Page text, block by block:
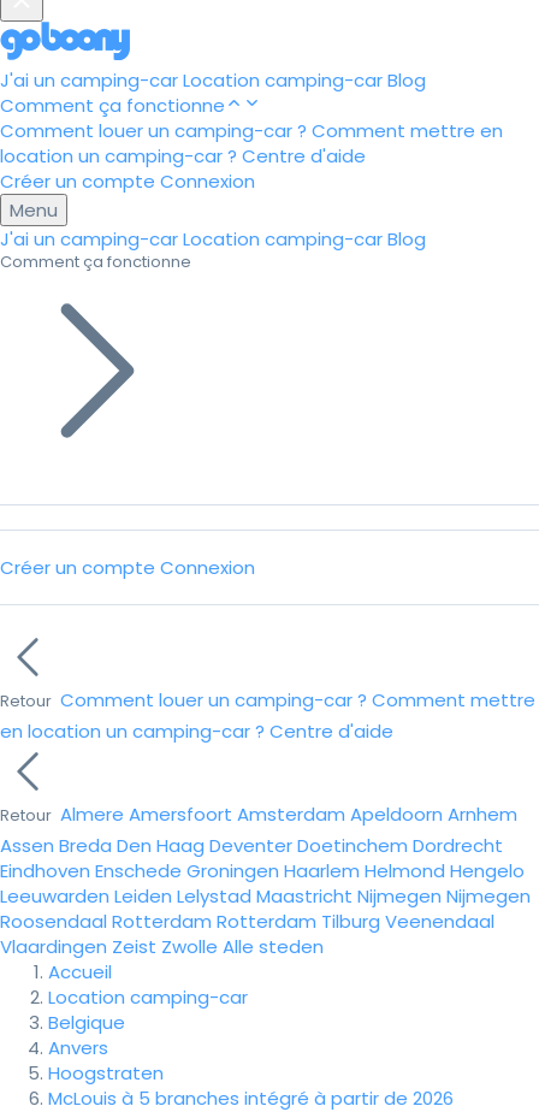
J'ai un camping-carLocation camping-carBlog
Comment ça fonctionne
Comment louer un camping-car ? Comment mettre en
location un camping-car ? Centre d'aide
Créer un compte Connexion
Menu
J'ai un camping-carLocation camping-carBlog
Comment ça fonctionne
Créer un compte Connexion
Retour Comment louer un camping-car ? Comment mettre
en location un camping-car ? Centre d'aide
Retour Almere Amersfoort Amsterdam Apeldoorn Arnhem
Assen Breda Den Haag DeventerDoetinchem Dordrecht
Eindhoven Enschede Groningen Haarlem Helmond Hengelo
Leeuwarden Leiden Lelystad Maastricht Nijmegen Nijmegen
Roosendaal Rotterdam Rotterdam Tilburg Veenendaal
Vlaardingen Zeist Zwolle Alle steden
Accueil
Location camping-car
Belgique
Anvers
Hoogstraten
McLouis à 5 branches intégré à partir de 2026